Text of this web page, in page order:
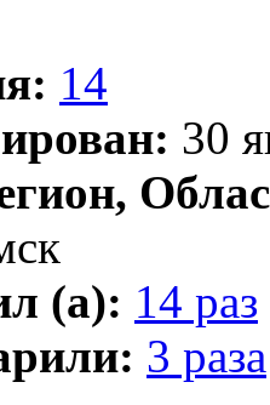
14
30
(а): 14 раз
3 раза